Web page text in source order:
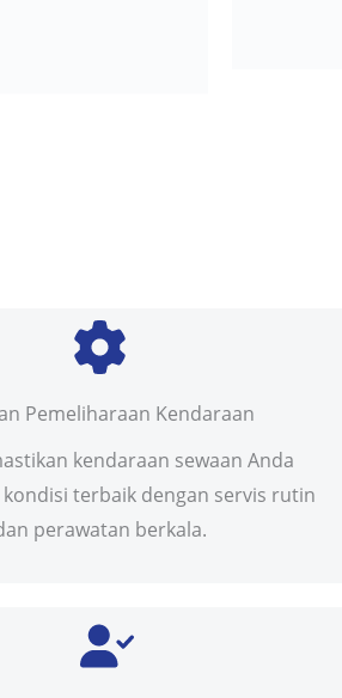
Pemeliharaan Kendaraan
kendaraan sewaan Anda
terbaik dengan servis rutin
perawatan berkala.